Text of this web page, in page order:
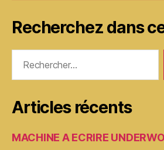
Recherchez dans
Articles récents
MACHINE A ECRIRE